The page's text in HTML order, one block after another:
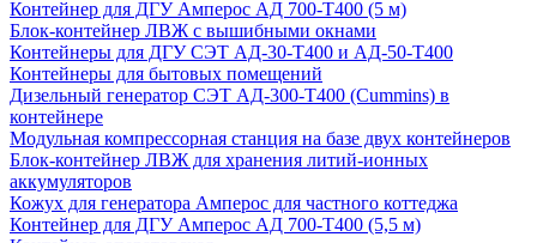
Контейнер для ДГУ Амперос АД 700-Т400 (5 м)
Блок-контейнер ЛВЖ с вышибными окнами
Контейнеры для ДГУ СЭТ АД-30-Т400 и АД-50-Т400
Контейнеры для бытовых помещений
Дизельный генератор СЭТ АД-300-Т400 (Cummins) в
контейнере
Модульная компрессорная станция на базе двух контейнеров
Блок-контейнер ЛВЖ для хранения литий-ионных
аккумуляторов
Кожух для генератора Амперос для частного коттеджа
Контейнер для ДГУ Амперос АД 700-Т400 (5,5 м)